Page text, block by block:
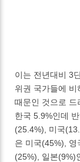
이는 전년대비 3
위권 국가들에
때문인 것으로 드
한국 5.9%인데
(25.4%), 미국
은 미국(45%),
(25%), 일본(9%)